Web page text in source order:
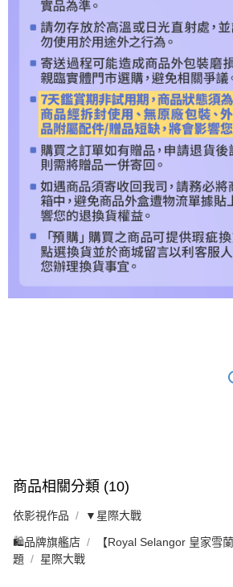
商品相關分類 (10)
依影視作品 ▼星際大戰
🛍️品牌旗艦店 【Royal Selangor 皇家雪蘭
題
星際大戰